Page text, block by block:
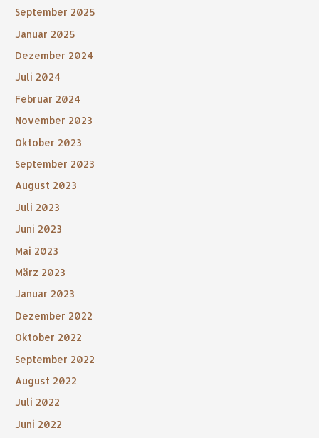
September 2025
Januar 2025
Dezember 2024
Juli 2024
Februar 2024
November 2023
Oktober 2023
September 2023
August 2023
Juli 2023
Juni 2023
Mai 2023
März 2023
Januar 2023
Dezember 2022
Oktober 2022
September 2022
August 2022
Juli 2022
Juni 2022